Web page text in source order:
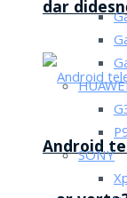
dar
Android
SONY